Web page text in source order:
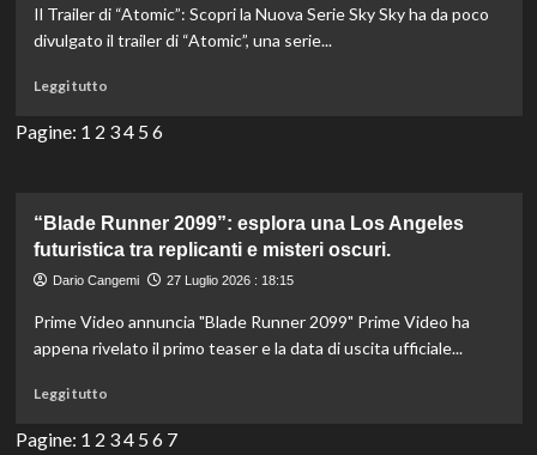
Il Trailer di “Atomic”: Scopri la Nuova Serie Sky Sky ha da poco
divulgato il trailer di “Atomic”, una serie...
Leggi tuttoLeggi
più
e
avventura
su
e
Now
non
Pagine: 1 2 34 5 6
“Blade Runner 2099”: esplora una Los Angeles
futuristica tra replicanti e misteri oscuri.
Dario Cangemi 27 Luglio 2026 : 18:15
Prime Video annuncia "Blade Runner 2099" Prime Video ha
appena rivelato il primo teaser e la data di uscita ufficiale...
Leggi tuttoLeggi
più
Pagine: 1 2 34 5 6 7